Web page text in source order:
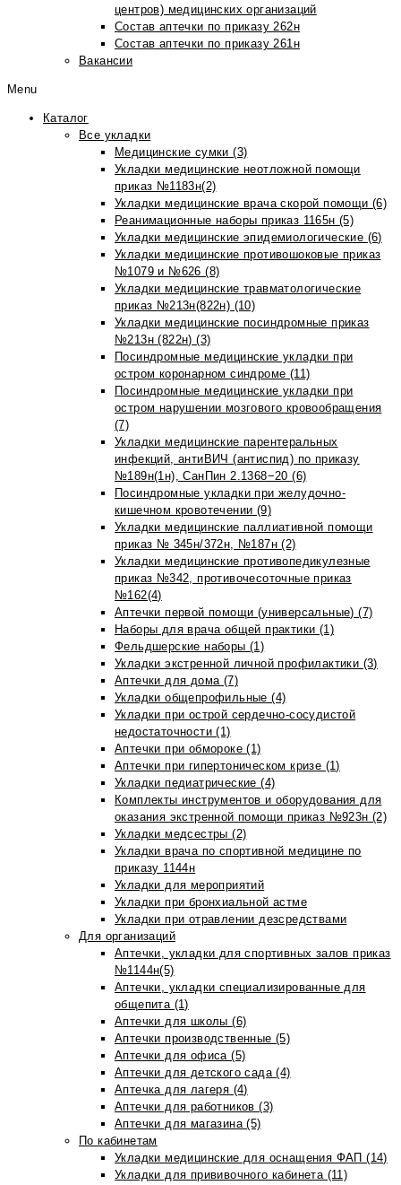
центров) медицинских организаций
Состав аптечки по приказу 262н
Состав аптечки по приказу 261н
Вакансии
Menu
Каталог
Все укладки
Медицинские сумки (3)
Укладки медицинские неотложной помощи
приказ №1183н(2)
Укладки медицинские врача скорой помощи (6)
Реанимационные наборы приказ 1165н (5)
Укладки медицинские эпидемиологические (6)
Укладки медицинские противошоковые приказ
№1079 и №626 (8)
Укладки медицинские травматологические
приказ №213н(822н) (10)
Укладки медицинские посиндромные приказ
№213н (822н) (3)
Посиндромные медицинские укладки при
остром коронарном синдроме (11)
Посиндромные медицинские укладки при
остром нарушении мозгового кровообращения
(7)
Укладки медицинские парентеральных
инфекций, антиВИЧ (антиспид) по приказу
№189н(1н), СанПин 2.1368−20 (6)
Посиндромные укладки при желудочно-
кишечном кровотечении (9)
Укладки медицинские паллиативной помощи
приказ № 345н/372н, №187н (2)
Укладки медицинские противопедикулезные
приказ №342, противочесоточные приказ
№162(4)
Аптечки первой помощи (универсальные) (7)
Наборы для врача общей практики (1)
Фельдшерские наборы (1)
Укладки экстренной личной профилактики (3)
Аптечки для дома (7)
Укладки общепрофильные (4)
Укладки при острой сердечно-сосудистой
недостаточности (1)
Аптечки при обмороке (1)
Аптечки при гипертоническом кризе (1)
Укладки педиатрические (4)
Комплекты инструментов и оборудования для
оказания экстренной помощи приказ №923н (2)
Укладки медсестры (2)
Укладки врача по спортивной медицине по
приказу 1144н
Укладки для мероприятий
Укладки при бронхиальной астме
Укладки при отравлении дезсредствами
Для организаций
Аптечки, укладки для спортивных залов приказ
№1144н(5)
Аптечки, укладки специализированные для
общепита (1)
Аптечки для школы (6)
Аптечки производственные (5)
Аптечки для офиса (5)
Аптечки для детского сада (4)
Аптечка для лагеря (4)
Аптечки для работников (3)
Аптечки для магазина (5)
По кабинетам
Укладки медицинские для оснащения ФАП (14)
Укладки для прививочного кабинета (11)